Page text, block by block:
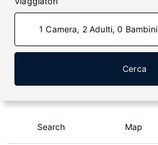
1 Camera, 2 Adulti, 0 Bambini
Cerca
Search Map